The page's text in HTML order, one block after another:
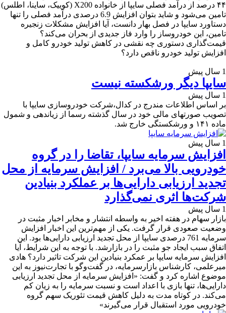
۴۴ درصد از درآمد فصلی سایپا از خانواده X200 (کوییک، ساینا، اطلس)
تامین می‌شود و شاید بتوان افزایش 6.9 درصدی درآمد فصلی را تنها
دستاورد سایپا در فصل بهار دانست، آیا افزایش مشکلات زنجیره
تامین، این خودروساز را وارد فاز جدیدی از بحران می‌کند؟
قیمت‌گذاری دستوری چه نقشی در کاهش تولید خودرو کامل و
افزایش تولید خودرو ناقص دارد؟
1 سال پیش
سایپا دیگر ورشکسته نیست
1 سال پیش
بر اساس اطلاعات مندرج در کدال،‌شرکت خودروسازی سایپا با
تصویب صورتهای مالی خود در سال گذشته رسما از زیاندهی و شمول
ماده ۱۴۱ و ورشکستگی خارج شد.
1 سال پیش
افزایش سرمایه سایپا، تقاضا را در گروه
خودرویی بالا می‌برد / افزایش سرمایه از محل
تجدید ارزیابی دارایی‌ها بر عملکرد بنیادین
شرکت‌ها اثری نمی‌گذارد
1 سال پیش
بازار سهام در هفته اخیر به واسطه انتشار و مخابر اخبار مثبت در
وضعیت صعودی قرار گرفت. یکی از مهم‌ترین این اخبار افزایش
سرمایه 761 درصدی سایپا از محل تجدید ارزیابی دارایی‌ها بود. این
اتفاق سبب ایجاد جو مثبت را در بازارشد. با توجه به این شرایط، آیا
افزایش سرمایه سایپا بر عمکرد بنیادین این شرکت تاثیر دارد؟ هادی
میرعلمی، کارشناس بازارسرمایه، در گفت‌وگو با تجارت‌نیوز به این
موضوع اشاره کرد و گفت: «افزایش سرمایه از محل تجدید ارزیابی
دارایی‌ها، تنها بازی با اعداد است و نسبت سرمایه را به زیان کم
می‌کند. در کوتاه مدت به دلیل کاهش قیمت تئوریک سهم گروه
خودرویی مورد استقبال قرار می‌گیرند»